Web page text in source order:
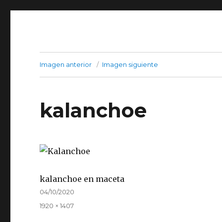
Imagen anterior Imagen siguiente
kalanchoe
kalanchoe en maceta
Publicado
04/10/2020
Tamaño
1920 × 1407